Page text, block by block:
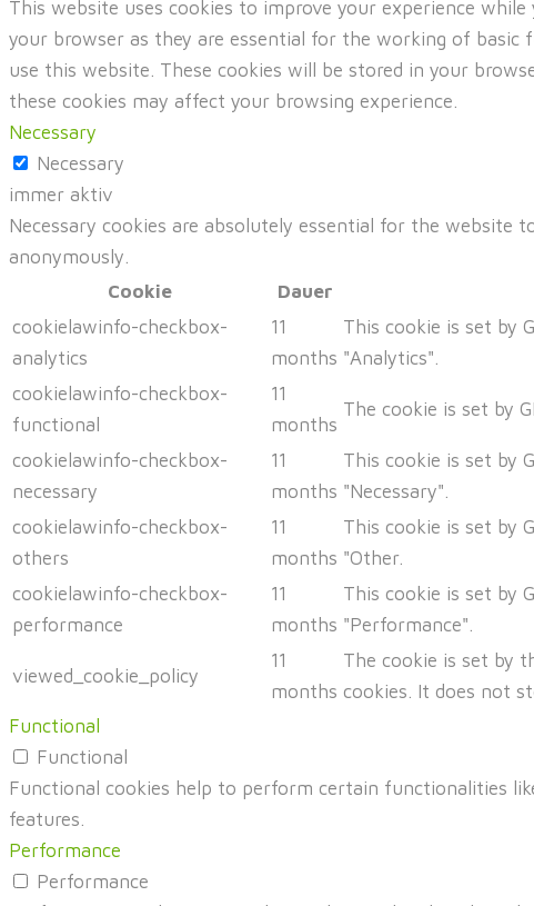
This website uses cookies to improve your experience
your browser as they are essential for the working of
use this website. These cookies will be stored in your
these cookies may affect your browsing experience.
Necessary
Necessary
immer aktiv
Necessary cookies are absolutely essential for the
anonymously.
Cookie
Dauer
cookielawinfo-checkbox-
analytics
11
months
This cookie is set by
"Analytics".
cookielawinfo-checkbox-
functional
11
months
The cookie is set by
cookielawinfo-checkbox-
necessary
11
months
This cookie is set by
"Necessary".
cookielawinfo-checkbox-
others
11
months
This cookie is set by
"Other.
cookielawinfo-checkbox-
performance
11
months
This cookie is set by
"Performance".
viewed_cookie_policy
11
months
The cookie is set by
cookies. It does not
Functional
Functional
Functional cookies help to perform certain functionalities
features.
Performance
Performance